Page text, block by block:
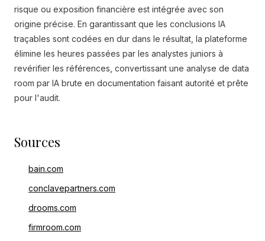
risque ou exposition financière est intégrée avec son
origine précise. En garantissant que les conclusions IA
traçables sont codées en dur dans le résultat, la plateforme
élimine les heures passées par les analystes juniors à
revérifier les références, convertissant une analyse de data
room par IA brute en documentation faisant autorité et prête
pour l'audit.
Sources
bain.com
conclavepartners.com
drooms.com
firmroom.com